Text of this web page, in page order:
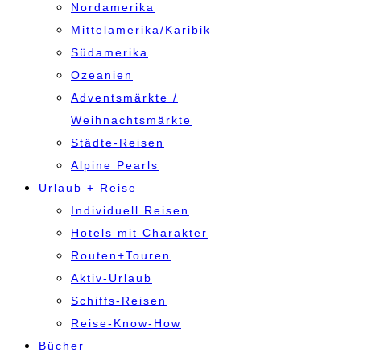
Nordamerika
Mittelamerika/Karibik
Südamerika
Ozeanien
Adventsmärkte /
Weihnachtsmärkte
Städte-Reisen
Alpine Pearls
Urlaub + Reise
Individuell Reisen
Hotels mit Charakter
Routen+Touren
Aktiv-Urlaub
Schiffs-Reisen
Reise-Know-How
Bücher